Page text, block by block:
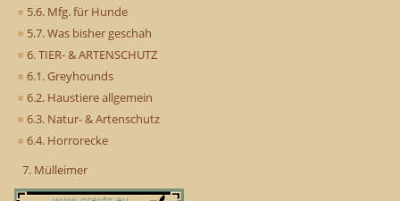
5.6. Mfg. für Hunde
5.7. Was bisher geschah
6. TIER- & ARTENSCHUTZ
6.1. Greyhounds
6.2. Haustiere allgemein
6.3. Natur- & Artenschutz
6.4. Horrorecke
7. Mülleimer